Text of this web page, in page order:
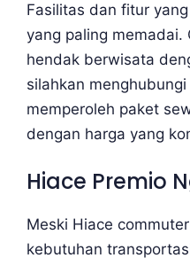
Fasilitas dan fitur
yang paling memadai.
hendak berwisata
silahkan
memperoleh paket
dengan harga yang
Hiace Premio
Meski Hiace
kebutuhan